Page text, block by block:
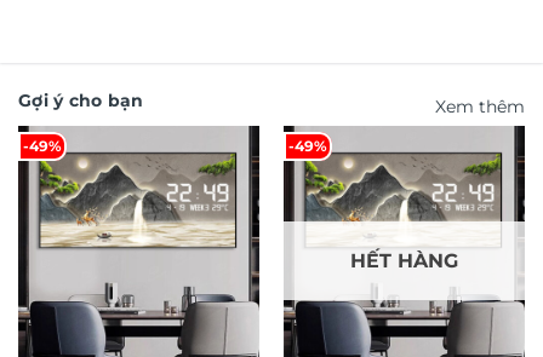
Gợi ý cho bạn Xem thêm
-49% -49%
HẾT HÀNG